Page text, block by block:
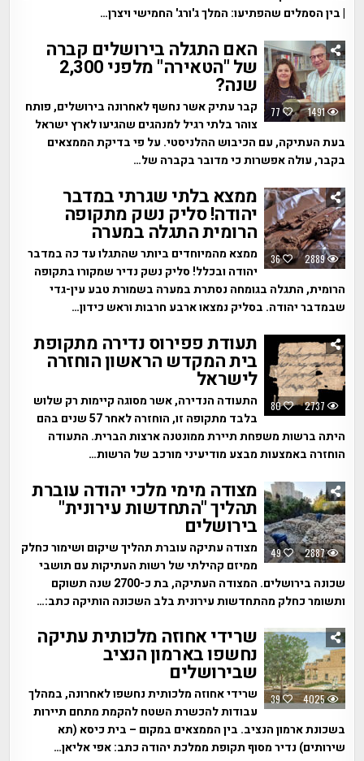
| בין הסמלים שהפתיעו: המלך ג'ורג' החמישי ויצרן…
77 1491
האם התגלה בירושלים קברה
של "הטאירה" מלפני 2,300
שנה?
קבר עתיק אשר נחשף לאחרונה בירושלים, פותח
צוהר בלתי רגיל למנהגים שהגיעו לארץ ישראל
בעת העתיקה, עם הכיבוש ההלניסטי. על פי בדיקת הממצאים
בקבר, עולה אפשרות כי מדובר בקברה של…
36 2889
ממצא בלתי שגרתי במדבר
יהודה! סליק נשק מתקופה
הרומית התגלה במערה
ממצא מהמיוחדים ביותר שהתגלו עד כה במדבר
יהודה ובכלל! סליק נשק נדיר שמקורו בתקופה
הרומית, התגלה בגומחה נסתרת במערה בשמורת טבע עין-גדי
שבמדבר יהודה. בסליק נמצאו ארבע חרבות וראש כידון…
80 2737
תעודת פפירוס נדירה מתקופת
בית המקדש הראשון הוחזרה
לישראל
התעודה הנדירה, אשר מסוגה קיימות רק שלוש
בלבד מתקופה זו, הוחזרה לאחר 57 שנים בהם
היתה ברשות משפחת תיירת ממונטנה ארצות הברית. התעודה
הוחזרה באמצעות מבצע מודיעיני מורכב של הרשות…
49 2887
מצודה מימי מלכי יהודה עוברת
תהליך "התחדשות עירונית"
בירושלים
מצודה עתיקה עוברת תהליך שיקום ושימור כחלק
ממיזם קהילתי של רשות העתיקות עם תושבי
שכונה בירושלים. המצודה העתיקה, בת כ-2700 שנה תשוקם
ותשומר כחלק מהתחדשות עירונית בלב השכונה הותיקה כתב:…
39 4025
שרידי אחוזה מלכותית עתיקה
נחשפו בארמון הנציב
שבירושלים
שרידי אחוזה מלכותית נחשפו לאחרונה, במהלך
עבודות להכשרת השטח להקמת מתחם תיירות
בשכונת ארמון הנציב. בין הממצאים במקום – בית כיסא (תא
שירותים) נדיר מסוף תקופת ממלכת יהודה כתב: אפי אליאן…